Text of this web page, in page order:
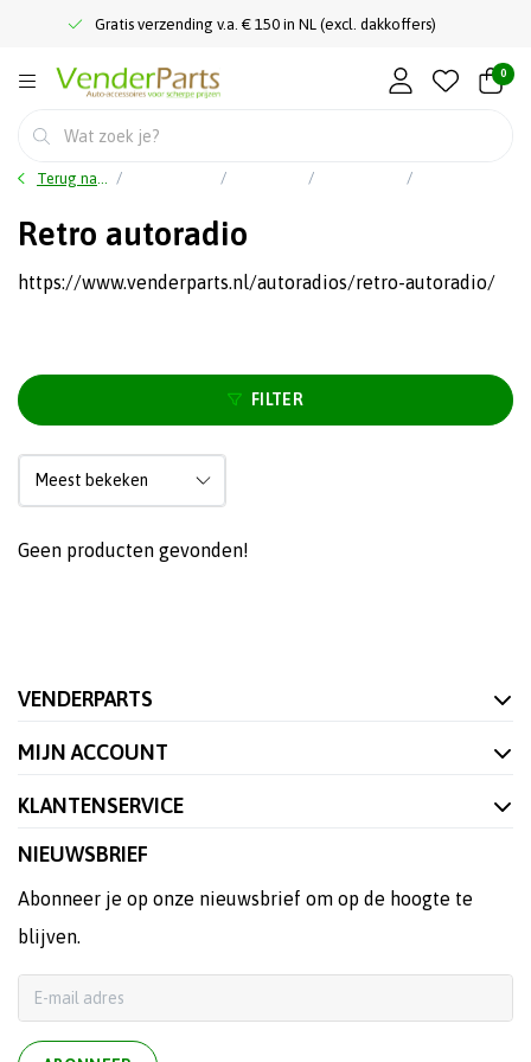
Gratis verzending v.a. € 150 in NL (excl. dakkoffers)
0
Terug naar home
Retro autoradio
https://www.venderparts.nl/autoradios/retro-autoradio/
FILTER
Geen producten gevonden!
VENDERPARTS
MIJN ACCOUNT
KLANTENSERVICE
NIEUWSBRIEF
Abonneer je op onze nieuwsbrief om op de hoogte te
blijven.